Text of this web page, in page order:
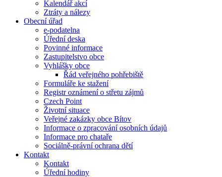
Kalendář akcí
Ztráty a nálezy
Obecní úřad
e-podatelna
Úřední deska
Povinné informace
Zastupitelstvo obce
Vyhlášky obce
Řád veřejného pohřebiště
Formuláře ke stažení
Registr oznámení o střetu zájmů
Czech Point
Životní situace
Veřejné zakázky obce Bítov
Informace o zpracování osobních údajů
Informace pro chataře
Sociálně-právní ochrana dětí
Kontakt
Kontakt
Úřední hodiny